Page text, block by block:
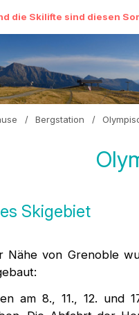
die Skilifte sind diesen
/ Bergstation /
Skigebiet
Nähe von Grenoble
am 8., 11., 12. und